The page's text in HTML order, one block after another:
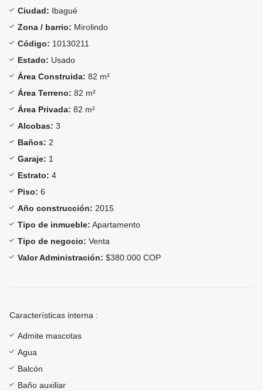
Ciudad: Ibagué
Zona / barrio: Mirolindo
Código: 10130211
Estado: Usado
Área Construida: 82 m²
Área Terreno: 82 m²
Área Privada: 82 m²
Alcobas: 3
Baños: 2
Garaje: 1
Estrato: 4
Piso: 6
Año construcción: 2015
Tipo de inmueble: Apartamento
Tipo de negocio: Venta
Valor Administración: $380.000 COP
Características interna :
Admite mascotas
Agua
Balcón
Baño auxiliar